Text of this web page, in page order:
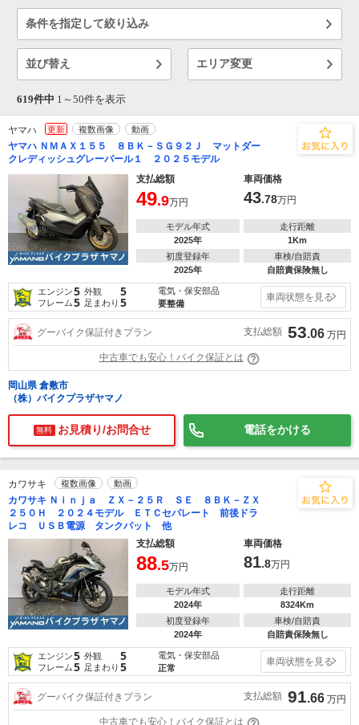
条件を指定して絞り込み
並び替え エリア変更
619件中 1～ 50件を表示
ヤマハ 更新 複数画像 動画
ヤマハ ＮＭＡＸ１５５ ８ＢＫ－ＳＧ９２Ｊ マットダー
クレディッシュグレーパール１ ２０２５モデル
支払総額
車両価格
49.9万円 43.78万円
モデル年式
2025年
走行距離
1Km
初度登録年
2025年
車検/自賠責
自賠責保険無し
エンジン5 外観 5
フレーム5 足まわり 5
電気・保安部品
要整備
車両状態を見る
グーバイク保証付きプラン 支払総額 53.06 万円
中古車でも安心！バイク保証とは
岡山県 倉敷市
（株）バイクプラザヤマノ
無料 お見積り/お問合せ 電話をかける
カワサキ 複数画像 動画
カワサキ Ｎｉｎｊａ ＺＸ－２５Ｒ ＳＥ ８ＢＫ－ＺＸ
２５０Ｈ ２０２４モデル ＥＴＣセパレート 前後ドラ
レコ ＵＳＢ電源 タンクパット 他
支払総額
車両価格
88.5万円 81.8万円
モデル年式
2024年
走行距離
8324Km
初度登録年
2024年
車検/自賠責
自賠責保険無し
エンジン5 外観 5
フレーム5 足まわり 5
電気・保安部品
正常
車両状態を見る
グーバイク保証付きプラン 支払総額 91.66 万円
中古車でも安心！バイク保証とは